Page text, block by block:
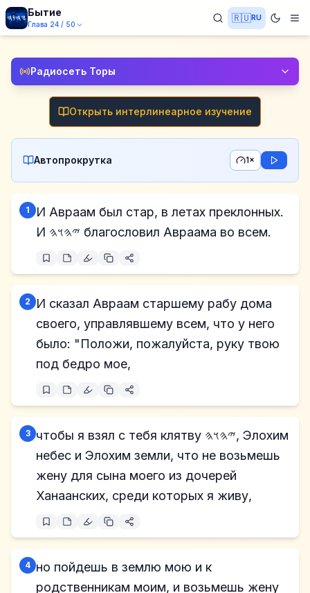
Бытие
Глава 24 / 50
🇷🇺RU
Радиосеть Торы
Открыть интерлинеарное изучение
Автопрокрутка 1×
1
И Авраам был стар, в летах преклонных.
И 𐤉𐤄𐤅𐤄 благословил Авраама во всем.
2
И сказал Авраам старшему рабу дома
своего, управлявшему всем, что у него
было: "Положи, пожалуйста, руку твою
под бедро мое,
3
чтобы я взял с тебя клятву 𐤉𐤄𐤅𐤄, Элохим
небес и Элохим земли, что не возьмешь
жену для сына моего из дочерей
Ханаанских, среди которых я живу,
4 но пойдешь в землю мою и к
родственникам моим, и возьмешь жену